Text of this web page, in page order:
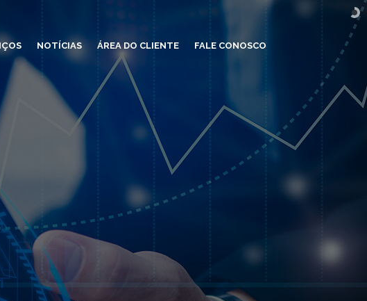
NOTÍCIAS ÁREA DO CLIENTE FALE CONOSCO